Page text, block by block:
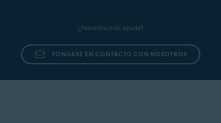
¿Necesita más ayuda?
PÓNGASE EN CONTACTO CON NOSOTROS